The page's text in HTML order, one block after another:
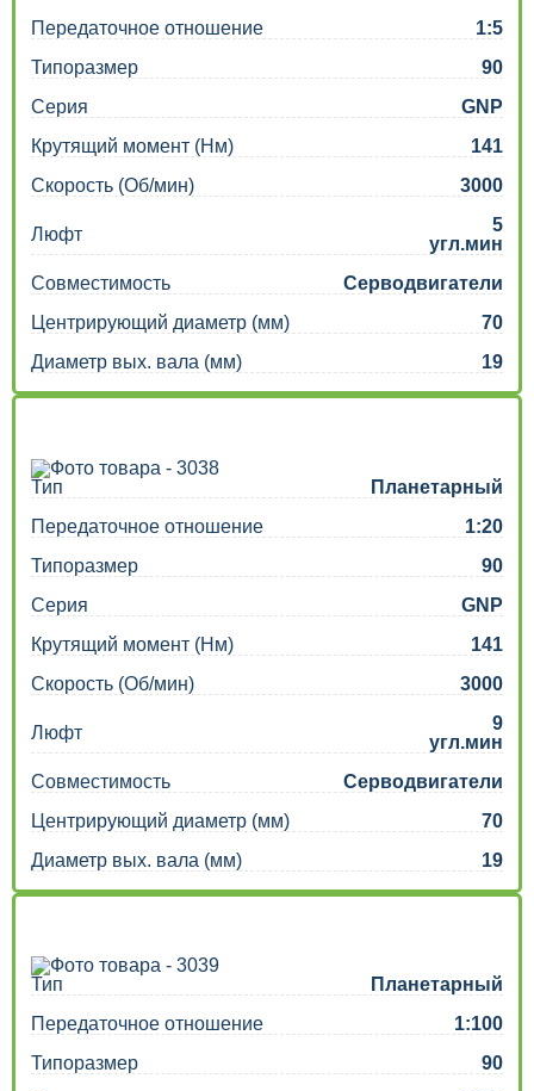
Передаточное отношение
1:5
Типоразмер
90
Серия
GNP
Крутящий момент (Нм)
141
Скорость (Об/мин)
3000
Люфт
5
угл.мин
Совместимость
Серводвигатели
Центрирующий диаметр (мм)
70
Диаметр вых. вала (мм)
19
Тип
Планетарный
Передаточное отношение
1:20
Типоразмер
90
Серия
GNP
Крутящий момент (Нм)
141
Скорость (Об/мин)
3000
Люфт
9
угл.мин
Совместимость
Серводвигатели
Центрирующий диаметр (мм)
70
Диаметр вых. вала (мм)
19
Тип
Планетарный
Передаточное отношение
1:100
Типоразмер
90